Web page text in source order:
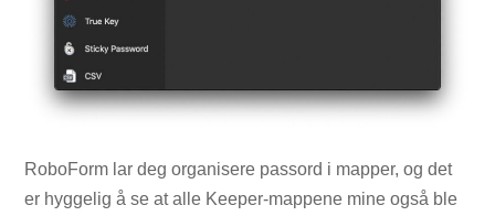
RoboForm lar deg organisere passord i mapper, og det
er hyggelig å se at alle Keeper-mappene mine også ble